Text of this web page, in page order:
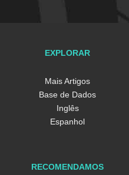
EXPLORAR
Mais Artigos
Base de Dados
Inglês
Espanhol
RECOMENDAMOS